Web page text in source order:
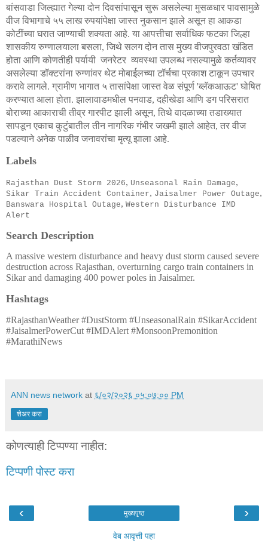
बांसवाडाजिल्ह्यातगेल्यादोनदिवसांपासूनसुरूअसलेल्यामुसळधारपावसामुळे
वीजविभागाचे ५५लाखरुपयांपेक्षाजास्तनुकसानझालेअसूनहाआकडा
कोटींच्याघरातजाण्याचीशक्यताआहे. याआपत्तीचासर्वाधिकफटकाजिल्हा
शासकीयरुग्णालयालाबसला, जिथेसलगदोनतासमुख्यवीजपुरवठाखंडित
होताआणिकोणतीहीपर्यायी जनरेटर व्यवस्थाउपलब्धनसल्यामुळेकर्तव्यावर
असलेल्याडॉक्टरांनारुग्णांवर थेटमोबाईलच्याटॉर्चचाप्रकाशटाकूनउपचार
करावेलागले. ग्रामीणभागात ५तासांपेक्षाजास्तवेळसंपूर्ण 'ब्लॅकआऊट' घोषित
करण्यातआलाहोता. झालावाडमधीलपनवाड, दहीखेडाआणिडगपरिसरात
बोराच्याआकाराचीतीव्रगारपीटझालीअसून, तिथेवादळाच्यातडाख्यात
सापडूनएकाचकुटुंबातीलतीननागरिकगंभीरजखमीझालेआहेत, तरवीज
पडल्यानेअनेकपाळीवजनावरांचामृत्यूझालाआहे.
Labels
Rajasthan Dust Storm 2026, Unseasonal Rain Damage,
Sikar Train Accident Container, Jaisalmer Power Outage,
Banswara Hospital Outage, Western Disturbance IMD
Alert
Search Description
A massive western disturbance and heavy dust storm caused severe
destruction across Rajasthan, overturning cargo train containers in
Sikar and damaging 400 power poles in Jaisalmer.
Hashtags
#RajasthanWeather #DustStorm #UnseasonalRain #SikarAccident
#JaisalmerPowerCut #IMDAlert #MonsoonPremonition
#MarathiNews
ANN news network at ६/०२/२०२६ ०५:०७:०० PM
शेअर करा
कोणत्याही टिप्पण्‍या नाहीत:
टिप्पणी पोस्ट करा
‹ ›
मुख्यपृष्ठ
वेब आवृत्ती पहा